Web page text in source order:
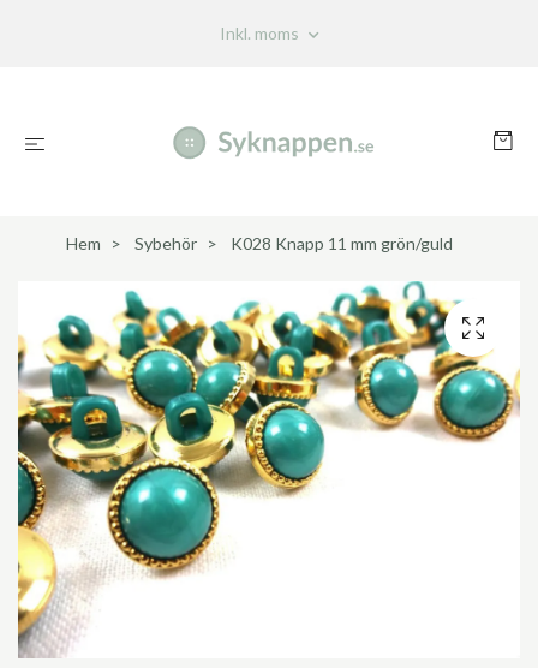
Inkl. moms
Hem Sybehör K028 Knapp 11 mm grön/guld